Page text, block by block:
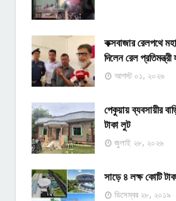
কক্সবাজার রেলপথে
দিলেন রেল প্রতিমন্ত্রী
আগস্ট ০১, ২০২৬
পেকুয়ায় ব্যবসায়ীর
টাকা লুট
জুলাই ২৮, ২০২৬
সাড়ে ৪ লক্ষ কোটি
ডিসেম্বর ২৮, ২০১৯